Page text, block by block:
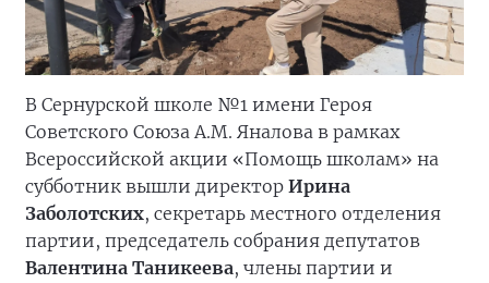
В Сернурской школе №1 имени Героя
Советского Союза А.М. Яналова в рамках
Всероссийской акции «Помощь школам» на
субботник вышли директор Ирина
Заболотских, секретарь местного отделения
партии, председатель собрания депутатов
Валентина Таникеева, члены партии и